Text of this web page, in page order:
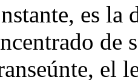
es la
el